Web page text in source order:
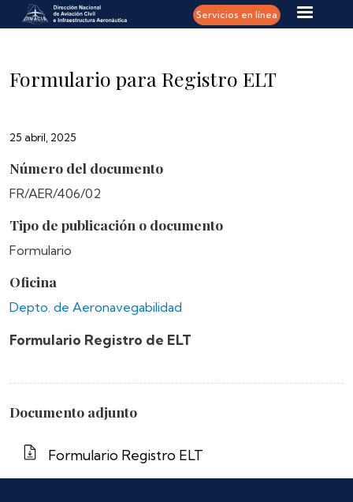
Pasar al contenido principal Servicios en línea
Formulario para Registro ELT
25 abril, 2025
Número del documento
FR/AER/406/02
Tipo de publicación o documento
Formulario
Oficina
Depto. de Aeronavegabilidad
Formulario Registro de ELT
Documento adjunto
Formulario Registro ELT